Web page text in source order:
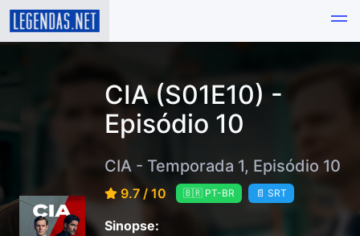
CIA (S01E10) -
Episódio 10
CIA - Temporada 1, Episódio 10
9.7 / 10 🇧🇷 PT-BR 📄 SRT
Sinopse: